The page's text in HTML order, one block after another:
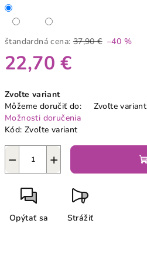
štandardná cena: 37,90 € –40 %
22,70 €
cena:
Zvoľte variant
Môžeme doručiť do:
Zvoľte variant
Možnosti doručenia
Kód: Zvoľte variant
+
−
Opýtať sa Strážiť